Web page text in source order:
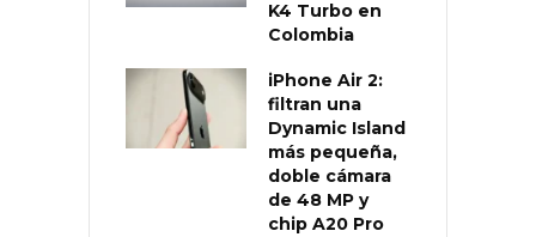
K4 Turbo en
Colombia
iPhone Air 2:
filtran una
Dynamic Island
más pequeña,
doble cámara
de 48 MP y
chip A20 Pro